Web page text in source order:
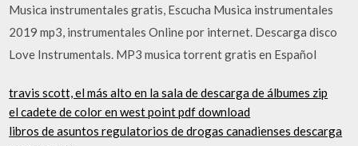
Musica instrumentales gratis, Escucha Musica instrumentales
2019 mp3, instrumentales Online por internet. Descarga disco
Love Instrumentals. MP3 musica torrent gratis en Español
travis scott, el más alto en la sala de descarga de álbumes zip
el cadete de color en west point pdf download
libros de asuntos regulatorios de drogas canadienses descarga